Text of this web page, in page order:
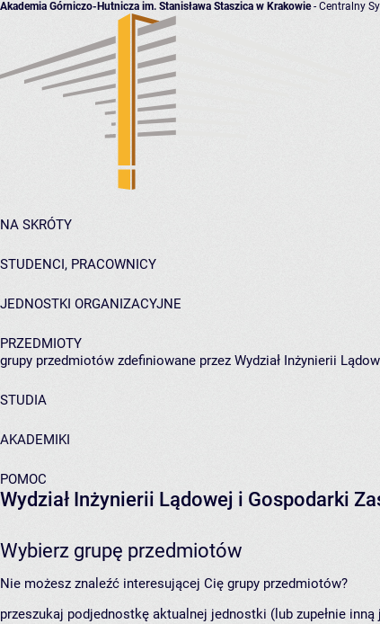
Akademia Górniczo-Hutnicza im. Stanisława Staszica w Krakowie- Centralny
NA SKRÓTY
STUDENCI, PRACOWNICY
JEDNOSTKI ORGANIZACYJNE
PRZEDMIOTY
grupy przedmiotów zdefiniowane przez Wydział Inżynierii
STUDIA
AKADEMIKI
POMOC
Wydział Inżynierii Lądowej i Gospodarki
Wybierz grupę przedmiotów
Nie możesz znaleźć interesującej Cię grupy przedmiotów?
przeszukaj podjednostkę aktualnej jednostki (lub zupełnie